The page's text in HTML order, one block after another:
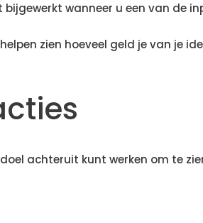
wanneer u een van de
zien hoeveel geld je van je
achteruit kunt werken om te